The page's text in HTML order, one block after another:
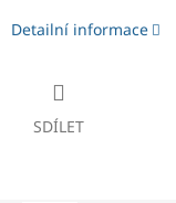
Detailní informace
SDÍLET